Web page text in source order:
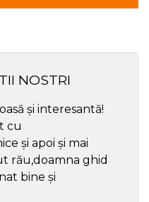
NOSTRI
și interesantă!
cu
și apoi și mai
rău,doamna ghid
bine și